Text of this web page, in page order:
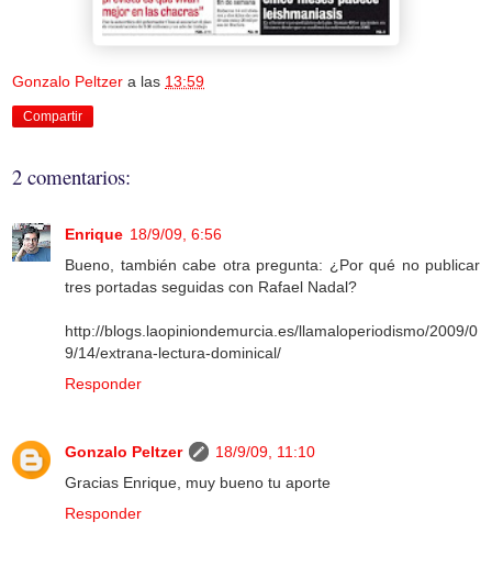
Gonzalo Peltzer a las 13:59
Compartir
2 comentarios:
Enrique 18/9/09, 6:56
Bueno, también cabe otra pregunta: ¿Por qué no publicar
tres portadas seguidas con Rafael Nadal?
http://blogs.laopiniondemurcia.es/llamaloperiodismo/2009/0
9/14/extrana-lectura-dominical/
Responder
Gonzalo Peltzer
18/9/09, 11:10
Gracias Enrique, muy bueno tu aporte
Responder